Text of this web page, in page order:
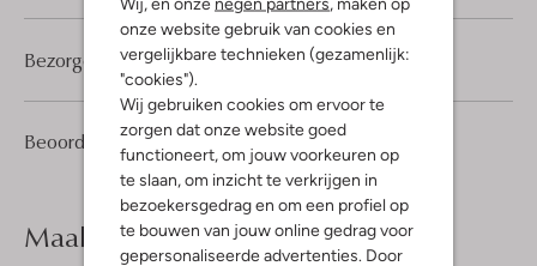
onze website gebruik van cookies en
vergelijkbare technieken (gezamenlijk:
"cookies").
Wij gebruiken cookies om ervoor te
zorgen dat onze website goed
functioneert, om jouw voorkeuren op
te slaan, om inzicht te verkrijgen in
bezoekersgedrag en om een profiel op
te bouwen van jouw online gedrag voor
gepersonaliseerde advertenties. Door
Beoordelingen (1) 5/5
1
5
Sterren
Bezorgen & retourneren
Maak jelook compleet